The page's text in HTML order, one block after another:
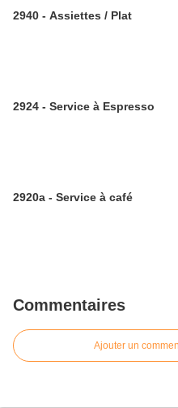
2940 - Assiettes / Plat
2924 - Service à Espresso
2920a - Service à café
Commentaires
Ajouter un